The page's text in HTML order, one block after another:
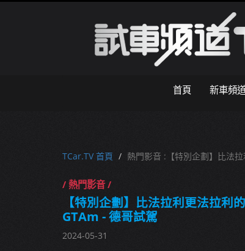
首頁 新車頻
TCar.TV 首頁 熱門影音 :【特別企劃】比法
/ 熱門影音 /
【特別企劃】比法拉利更法拉
GTAm - 德哥試駕
2024-05-31